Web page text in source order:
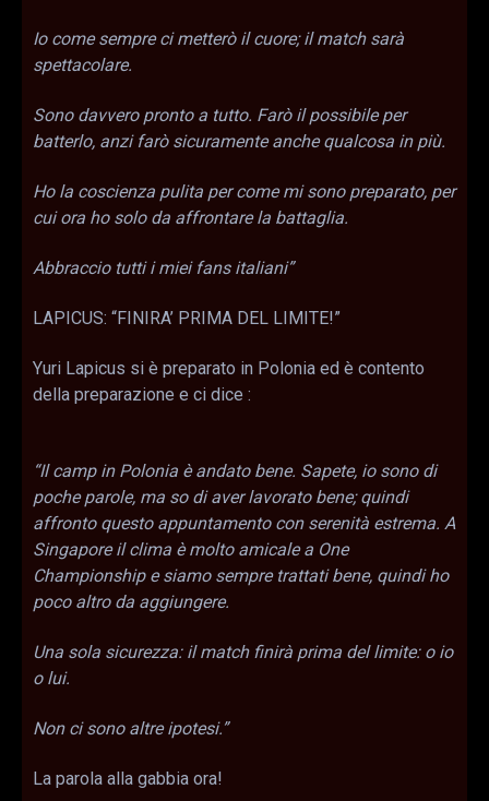
Io come sempre ci metterò il cuore; il match sarà
spettacolare.
Sono davvero pronto a tutto. Farò il possibile per
batterlo, anzi farò sicuramente anche qualcosa in più.
Ho la coscienza pulita per come mi sono preparato, per
cui ora ho solo da affrontare la battaglia.
Abbraccio tutti i miei fans italiani”
LAPICUS: “FINIRA’ PRIMA DEL LIMITE!”
Yuri Lapicus si è preparato in Polonia ed è contento
della preparazione e ci dice :
“Il camp in Polonia è andato bene. Sapete, io sono di
poche parole, ma so di aver lavorato bene; quindi
affronto questo appuntamento con serenità estrema. A
Singapore il clima è molto amicale a One
Championship e siamo sempre trattati bene, quindi ho
poco altro da aggiungere.
Una sola sicurezza: il match finirà prima del limite: o io
o lui.
Non ci sono altre ipotesi.”
La parola alla gabbia ora!